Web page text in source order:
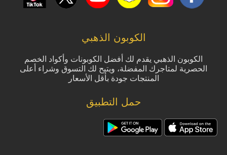
الكوبون الذهبي
الكوبون الذهبي يقدم لك أفضل الكوبونات وأكواد الخصم
الحصرية لمتاجرك المفضلة، ويتيح لك التسوق وشراء أعلى
المنتجات جودة بأقل الأسعار
حمل التطبيق